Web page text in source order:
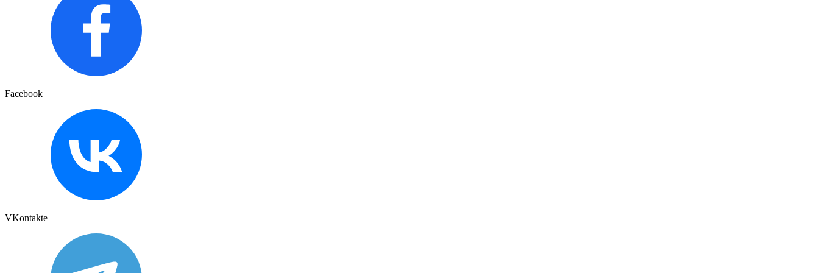
Facebook
VKontakte